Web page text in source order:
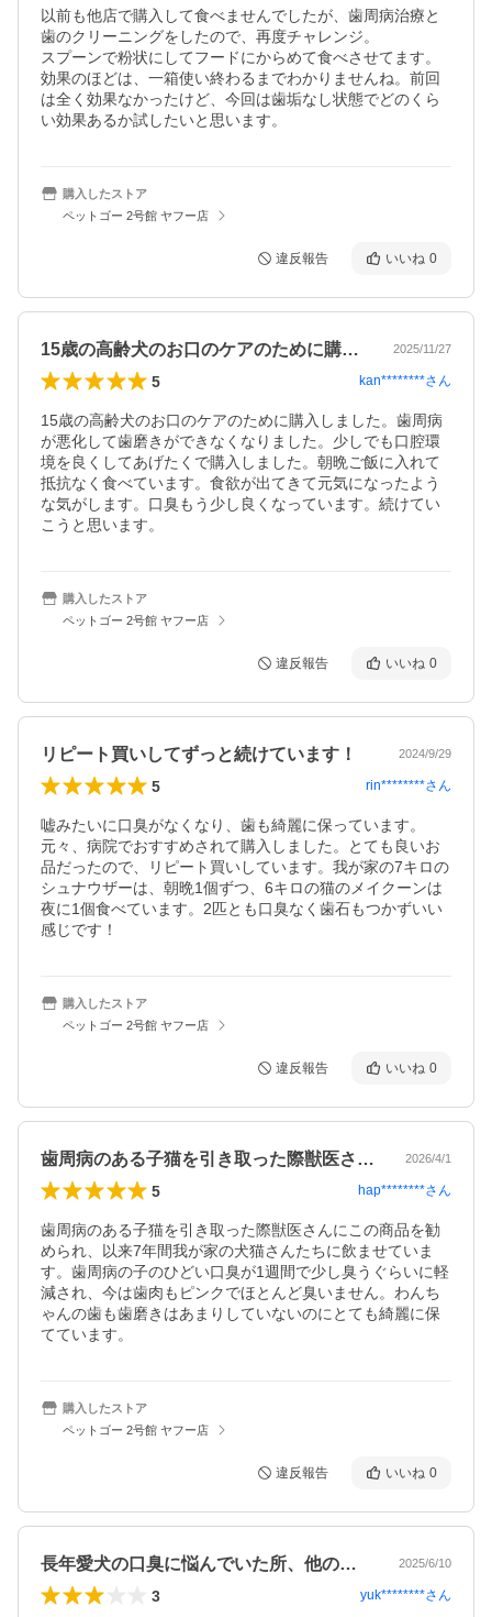
以前も他店で購入して食べませんでしたが、歯周病治療と
歯のクリーニングをしたので、再度チャレンジ。
スプーンで粉状にしてフードにからめて食べさせてます。
効果のほどは、一箱使い終わるまでわかりませんね。前回
は全く効果なかったけど、今回は歯垢なし状態でどのくら
い効果あるか試したいと思います。
購入したストア
ペットゴー 2号館 ヤフー店
違反報告 いいね 0
15歳の高齢犬のお口のケアのために購入… 2025/11/27
5 kan********さん
15歳の高齢犬のお口のケアのために購入しました。歯周病
が悪化して歯磨きができなくなりました。少しでも口腔環
境を良くしてあげたくで購入しました。朝晩ご飯に入れて
抵抗なく食べています。食欲が出てきて元気になったよう
な気がします。口臭もう少し良くなっています。続けてい
こうと思います。
購入したストア
ペットゴー 2号館 ヤフー店
違反報告 いいね 0
リピート買いしてずっと続けています！ 2024/9/29
5 rin********さん
嘘みたいに口臭がなくなり、歯も綺麗に保っています。
元々、病院でおすすめされて購入しました。とても良いお
品だったので、リピート買いしています。我が家の7キロの
シュナウザーは、朝晩1個ずつ、6キロの猫のメイクーンは
夜に1個食べています。2匹とも口臭なく歯石もつかずいい
感じです！
購入したストア
ペットゴー 2号館 ヤフー店
違反報告 いいね 0
歯周病のある子猫を引き取った際獣医さん… 2026/4/1
5 hap********さん
歯周病のある子猫を引き取った際獣医さんにこの商品を勧
められ、以来7年間我が家の犬猫さんたちに飲ませていま
す。歯周病の子のひどい口臭が1週間で少し臭うぐらいに軽
減され、今は歯肉もピンクでほとんど臭いません。わんち
ゃんの歯も歯磨きはあまりしていないのにとても綺麗に保
てています。
購入したストア
ペットゴー 2号館 ヤフー店
違反報告 いいね 0
長年愛犬の口臭に悩んでいた所、他の事で… 2025/6/10
3 yuk********さん